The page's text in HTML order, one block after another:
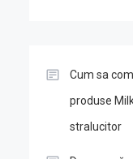
Cum sa
produse
stralucitor